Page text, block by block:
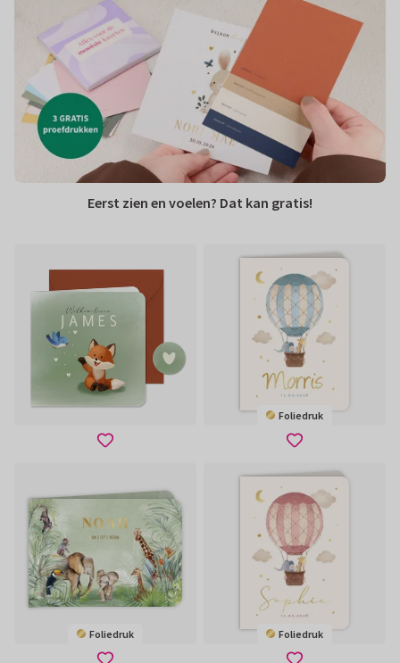
Eerst zien en voelen? Dat kan gratis!
Foliedruk
Foliedruk Foliedruk